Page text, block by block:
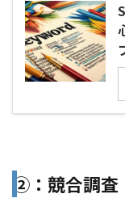
②：競合調査